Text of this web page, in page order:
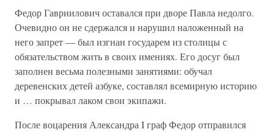
Федор Гавриилович оставался при дворе Павла недолго.
Очевидно он не сдержался и нарушил наложенный на
него запрет — был изгнан государем из столицы с
обязательством жить в своих имениях. Его досуг был
заполнен весьма полезными занятиями: обучал
деревенских детей азбуке, составлял всемирную историю
и … покрывал лаком свои экипажи.
После воцарения Александра I граф Федор отправился